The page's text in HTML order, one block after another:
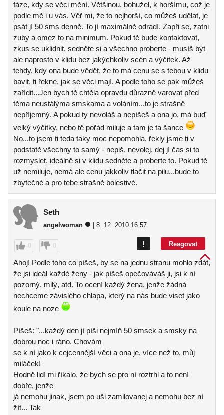
fáze, kdy se věci mění. Většinou, bohužel, k horšímu, což je
podle mě i u vás. Věř mi, že to nejhorší, co můžeš udělat, je
psát jí 50 sms denně. To jí maximálně odradí. Zapři se, zatni
zuby a omez to na minimum. Pokud tě bude kontaktovat,
zkus se uklidnit, sedněte si a všechno proberte - musíš být
ale naprosto v klidu bez jakýchkoliv scén a výčitek. Až
tehdy, kdy ona bude vědět, že to má cenu se s tebou v klidu
bavit, ti řekne, jak se věci mají. A podle toho se pak můžeš
zařídit...Jen bych tě chtěla opravdu důrazně varovat před
těma neustálýma smskama a voláním...to je strašně
nepříjemný. A pokud ty nevoláš a nepíšeš a ona jo, má buď
velký výčitky, nebo tě pořád miluje a tam je ta šance
No...to jsem ti teda taky moc nepomohla, řekly jsme ti v
podstatě všechny to samý - nepiš, nevolej, dej jí čas si to
rozmyslet, ideálně si v klidu sedněte a proberte to. Pokud tě
už nemiluje, nemá ale cenu jakkoliv tlačit na pilu...bude to
zbytečné a pro tebe strašně bolestivé.
Seth
angelwoman | 8. 12. 2010 16:57
0 0 Reagovat
!
Ahoj! Podle toho co píšeš, by se na jednu stranu mohlo zdát,
že jsi ideál každé ženy - jak píšeš opečováváš ji, jsi k ní
pozorný, milý, atd. To ocení každý žena, jenže žádná
nechceme závislého chlapa, který na nás bude viset jako
koule na noze
Píšeš: "...každý den jí píši nejmíň 50 smsek a smsky na
dobrou noc i ráno. Chovám
se k ní jako k cejcennější věci a ona je, více než to, můj
miláček!
Hodně lidí mi říkalo, že bych se pro ní roztrhl a to není
dobře, jenže
já nemohu jinak, jsem po uši zamilovanej a nemohu bez ní
žít... Tak